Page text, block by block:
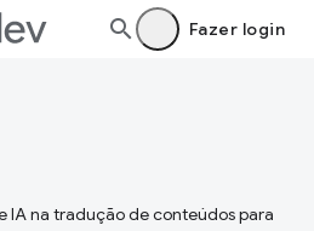
Fazer login
IA na tradução de conteúdos para